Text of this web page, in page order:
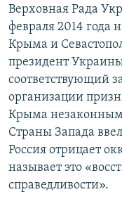
Верховная Рада
февраля 2014 года
Крыма и
президент
соответствующий
организации
Крыма
Страны Запада
Россия отрицает
называет это
справедливости».